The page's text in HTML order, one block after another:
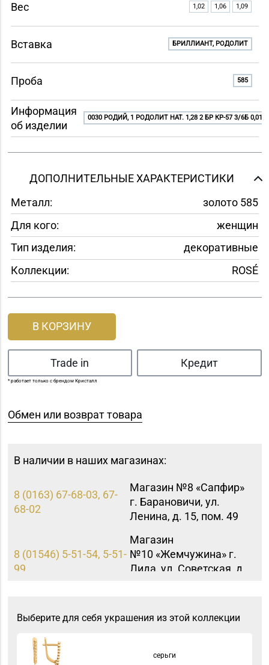
Вес 1,02 1,06 1,09
Вставка БРИЛЛИАНТ, РОДОЛИТ
Проба 585
Информация
об изделии
0030 РОДИЙ, 1 РОДОЛИТ НАТ. 1,28 2 БР КР-57 3/6Б 0,01
ДОПОЛНИТЕЛЬНЫЕ ХАРАКТЕРИСТИКИ
Металл:
золото 585
Для кого:
женщин
Тип изделия:
декоративные
Коллекции:
ROSÉ
В КОРЗИНУ
Trade in Кредит
* работает только с брендом Кристалл
Обмен или возврат товара
В наличии в наших магазинах:
8 (0163) 67-68-03, 67-
68-02
Магазин №8 «Сапфир»
г. Барановичи, ул.
Ленина, д. 15, пом. 49
8 (01546) 5-51-54, 5-51-
99
Магазин
№10 «Жемчужина» г.
Лида, ул. Советская, д.
"БЕЛЮВЕЛИРТОРГ" г.
Выберите для себя украшения из этой коллекции
серьги